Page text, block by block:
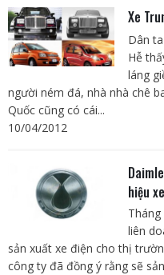
Xe
Dân
Hễ
láng
người ném đá, nhà nhà chê
Quốc cũng có cái...
10/04/2012
hiệu
liên
sản xuất xe điện cho thị
công ty đã đồng ý rằng sẽ